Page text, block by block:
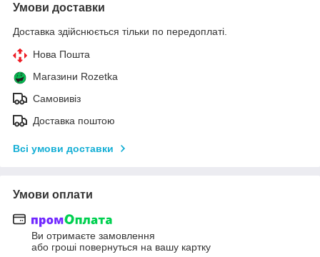
Умови доставки
Доставка здійснюється тільки по передоплаті.
Нова Пошта
Магазини Rozetka
Самовивіз
Доставка поштою
Всі умови доставки
Умови оплати
Ви отримаєте замовлення
або гроші повернуться на вашу картку